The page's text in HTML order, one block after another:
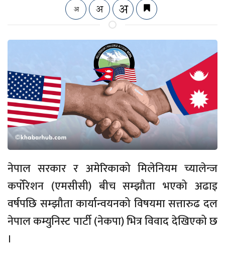
नेपाल सरकार र अमेरिकाको मिलेनियम च्यालेन्ज
कर्पोरेशन (एमसीसी) बीच सम्झौता भएको अढाइ
वर्षपछि सम्झौता कार्यान्वयनको विषयमा सत्तारुढ दल
नेपाल कम्युनिस्ट पार्टी (नेकपा) भित्र विवाद देखिएको छ
।